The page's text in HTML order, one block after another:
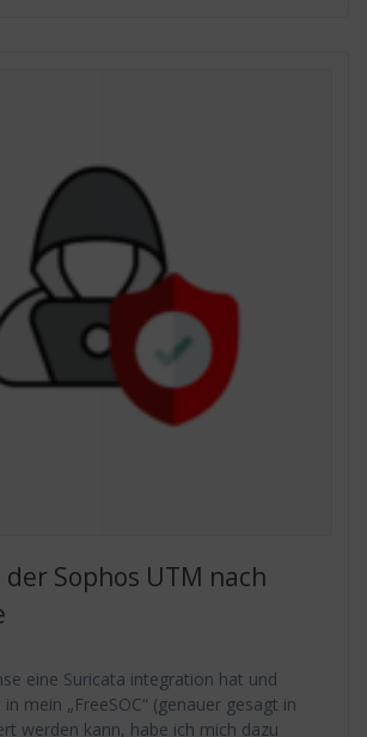
Sophos UTM nach
eine Suricata integration hat und
mein „FreeSOC“ (genauer gesagt in
werden kann, habe ich mich dazu